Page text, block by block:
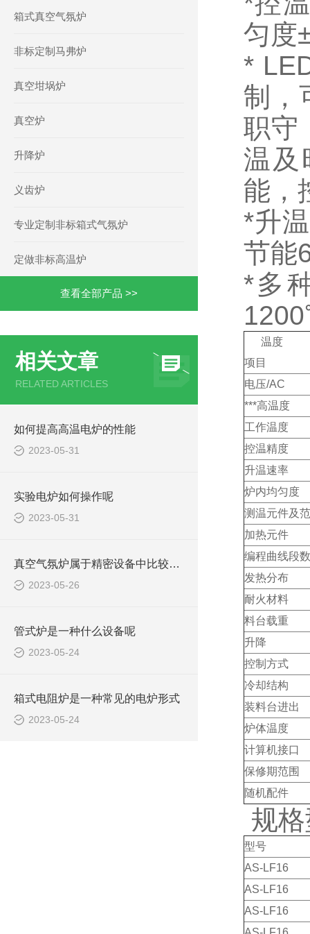
箱式真空气氛炉
非标定制马弗炉
真空坩埚炉
真空炉
升降炉
义齿炉
专业定制非标箱式气氛炉
定做非标高温炉
查看全部产品 >>
相关文章
RELATED ARTICLES
如何提高高温电炉的性能
2023-05-31
实验电炉如何操作呢
2023-05-31
真空气氛炉属于精密设备中比较常见的一种
2023-05-26
管式炉是一种什么设备呢
2023-05-24
箱式电阻炉是一种常见的电炉形式
2023-05-24
匀度
*
制，
职守
温及
能，
*升
节能
*多
温度
项目
电压/AC
***高温度
工作温度
控温精度
升温速率
炉内均匀度
测温元件及
加热元件
编程曲线段数
发热分布
耐火材料
料台载重
升降
控制方式
冷却结构
装料台进出
炉体温度
计算机接口
保修期范围
随机配件
规
型号
AS-LF16
AS-LF16
AS-LF16